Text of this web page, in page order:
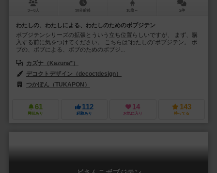
3～8人 30分前後 10歳～ 2件
わたしの、わたしによる、わたしのためのボブジテン
ボブジテンシリーズの拡張とういう立ち位置らしいですが、 まず、購
入する前に気をつけてください。 こちらは”わたしの”ボブジテン。 ボ
ブの、ボブによる、ボブのためのボブジ...
カズナ（Kazuna*）
デコクトデザイン（decoctdesign）
つかぽん（TUKAPON）
61
興味あり
112
経験あり
14
お気に入り
143
持ってる